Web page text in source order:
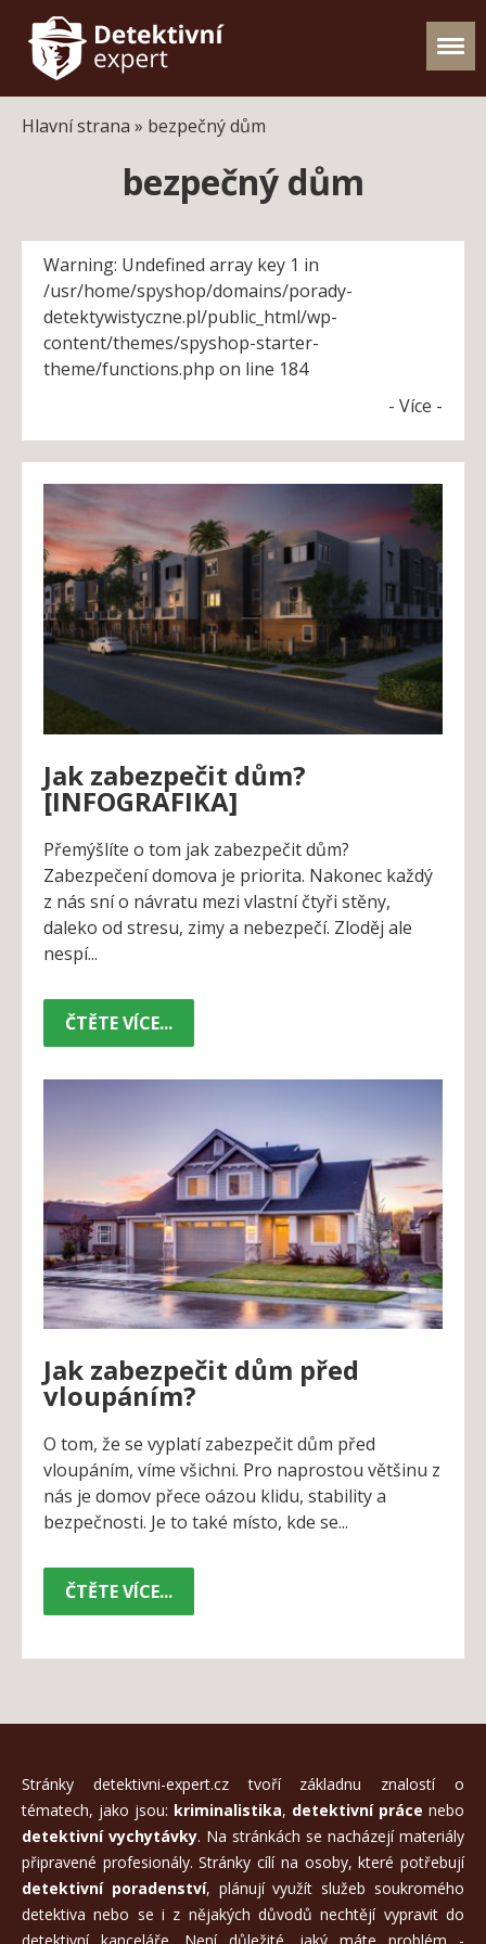
Hlavní strana » bezpečný dům
bezpečný dům
Warning: Undefined array key 1 in
/usr/home/spyshop/domains/porady-
detektywistyczne.pl/public_html/wp-
content/themes/spyshop-starter-
theme/functions.php on line 184
- Více -
Jak zabezpečit dům?
[INFOGRAFIKA]
Přemýšlíte o tom jak zabezpečit dům?
Zabezpečení domova je priorita. Nakonec každý
z nás sní o návratu mezi vlastní čtyři stěny,
daleko od stresu, zimy a nebezpečí. Zloděj ale
nespí...
ČTĚTE VÍCE...
Jak zabezpečit dům před
vloupáním?
O tom, že se vyplatí zabezpečit dům před
vloupáním, víme všichni. Pro naprostou většinu z
nás je domov přece oázou klidu, stability a
bezpečnosti. Je to také místo, kde se...
ČTĚTE VÍCE...
Stránky detektivni-expert.cz tvoří základnu znalostí o
tématech, jako jsou: kriminalistika, detektivní práce nebo
detektivní vychytávky. Na stránkách se nacházejí materiály
připravené profesionály. Stránky cílí na osoby, které potřebují
detektivní poradenství, plánují využít služeb soukromého
detektiva nebo se i z nějakých důvodů nechtějí vypravit do